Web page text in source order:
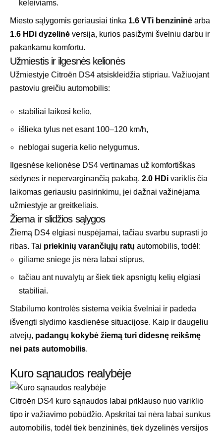
keleiviams.
Miesto sąlygomis geriausiai tinka 1.6 VTi benzininė arba
1.6 HDi dyzelinė versija, kurios pasižymi švelniu darbu ir
pakankamu komfortu.
Užmiestis ir ilgesnės kelionės
Užmiestyje Citroën DS4 atsiskleidžia stipriau. Važiuojant
pastoviu greičiu automobilis:
stabiliai laikosi kelio,
išlieka tylus net esant 100–120 km/h,
neblogai sugeria kelio nelygumus.
Ilgesnėse kelionėse DS4 vertinamas už komfortiškas
sėdynes ir nepervarginančią pakabą. 2.0 HDi variklis čia
laikomas geriausiu pasirinkimu, jei dažnai važinėjama
užmiestyje ar greitkeliais.
Žiema ir slidžios sąlygos
Žiemą DS4 elgiasi nuspėjamai, tačiau svarbu suprasti jo
ribas. Tai priekinių varančiųjų ratų automobilis, todėl:
giliame sniege jis nėra labai stiprus,
tačiau ant nuvalytų ar šiek tiek apsnigtų kelių elgiasi
stabiliai.
Stabilumo kontrolės sistema veikia švelniai ir padeda
išvengti slydimo kasdienėse situacijose. Kaip ir daugeliu
atvejų, padangų kokybė žiemą turi didesnę reikšmę
nei pats automobilis.
Kuro sąnaudos realybėje
Citroën DS4 kuro sąnaudos labai priklauso nuo variklio
tipo ir važiavimo pobūdžio. Apskritai tai nėra labai sunkus
automobilis, todėl tiek benzininės, tiek dyzelinės versijos